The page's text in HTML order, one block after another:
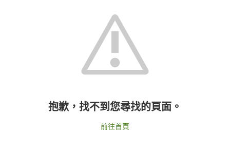
抱歉，找不到您尋找的頁面。
前往首頁